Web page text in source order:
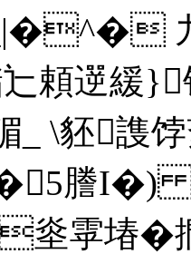
九
辷頼遻緩
_ \豾謢
謄I�)
烾雽堾